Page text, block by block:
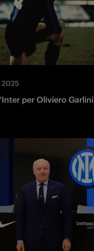
2025
per Oliviero Garlini